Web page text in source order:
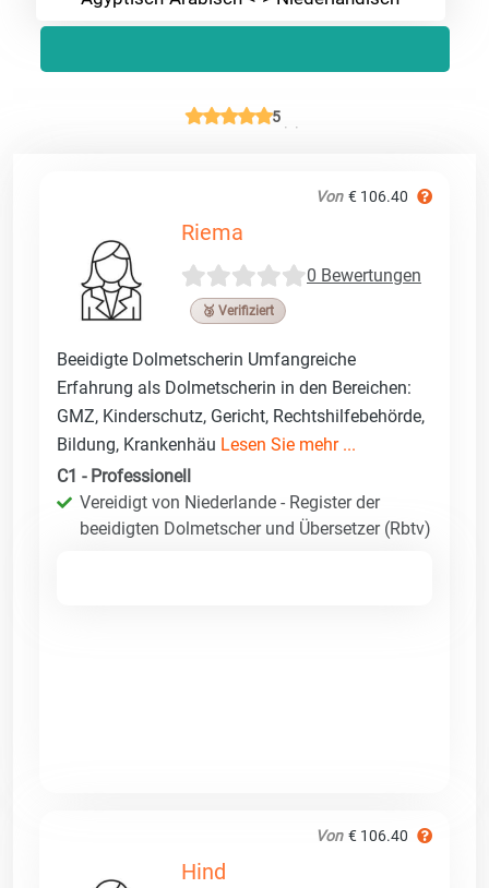
5
Von € 106.40
Riema
0 Bewertungen
🥉 Verifiziert
Beeidigte Dolmetscherin Umfangreiche
Erfahrung als Dolmetscherin in den Bereichen:
GMZ, Kinderschutz, Gericht, Rechtshilfebehörde,
Bildung, Krankenhäu Lesen Sie mehr ...
C1 - Professionell
Vereidigt von Niederlande - Register der
beeidigten Dolmetscher und Übersetzer (Rbtv)
Von € 106.40
Hind